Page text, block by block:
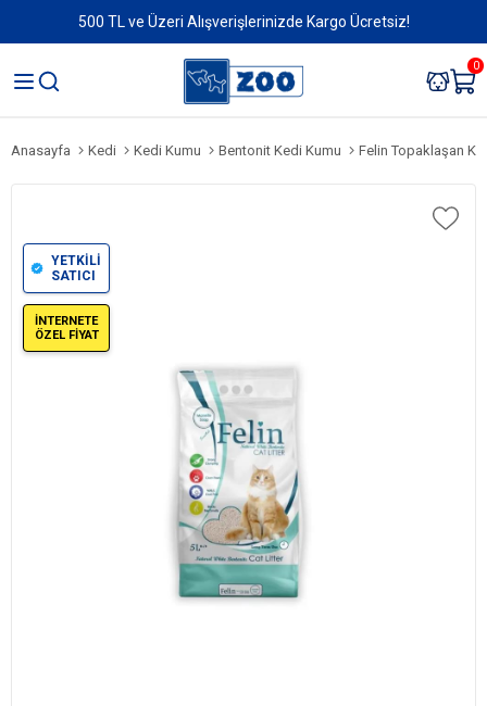
500 TL ve Üzeri Alışverişlerinizde Kargo Ücretsiz!
0
Anasayfa Kedi Kedi Kumu Bentonit Kedi Kumu Felin Topaklaşan
YETKİLİ
SATICI
İNTERNETE
ÖZEL FİYAT